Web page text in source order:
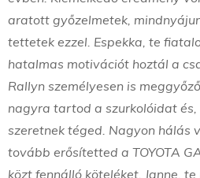
aratott győzelmetek,
tettetek ezzel. Espekka, te
hatalmas motivációt hoztál a
Rallyn személyesen is
nagyra tartod a szurkolóidat és,
szeretnek téged. Nagyon hálás
tovább erősítetted a TOYOTA
közt fennálló köteléket. Janne,